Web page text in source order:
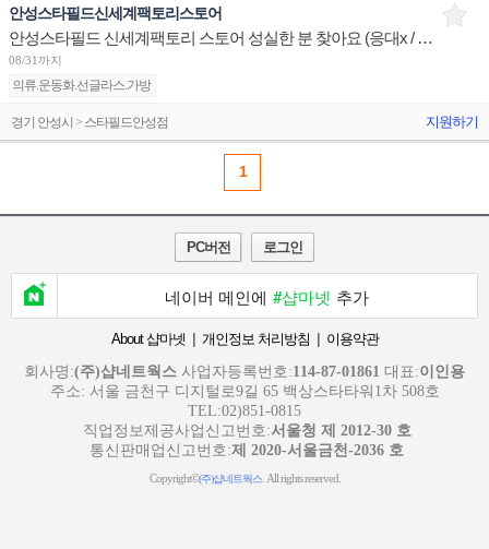
안성스타필드신세계팩토리스토어
안성스타필드 신세계팩토리 스토어 성실한 분 찾아요 (응대x / 입고,청소,정리)
08/31까지
의류.운동화.선글라스.가방
경기 안성시 > 스타필드안성점 지원하기
1
PC버전 로그인
네이버 메인에 #샵마넷 추가
About 샵마넷 | 개인정보 처리방침 | 이용약관
회사명:(주)샵네트웍스 사업자등록번호:114-87-01861 대표:이인용
주소: 서울 금천구 디지털로9길 65 백상스타타워1차 508호
TEL:02)851-0815
직업정보제공사업신고번호:서울청 제 2012-30 호
통신판매업신고번호:제 2020-서울금천-2036 호
Copyright©(주)샵네트웍스. All rights reserved.